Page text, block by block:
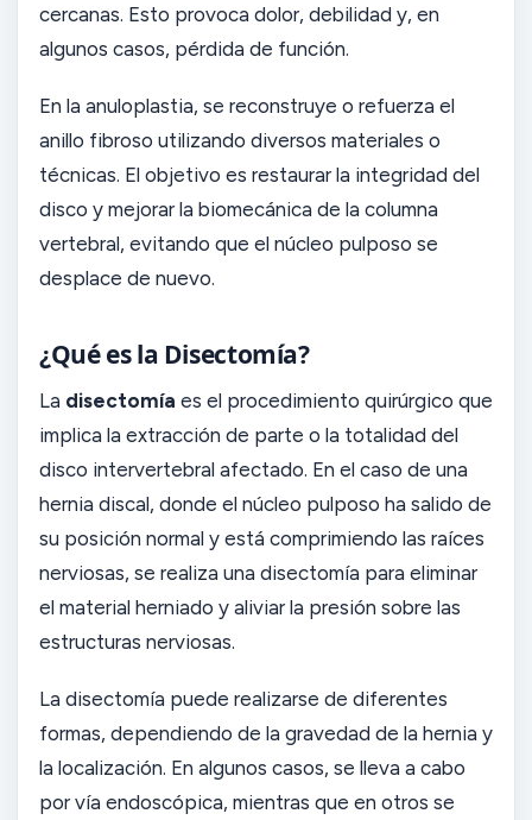
cercanas. Esto provoca dolor, debilidad y, en
algunos casos, pérdida de función.
En la anuloplastia, se reconstruye o refuerza el
anillo fibroso utilizando diversos materiales o
técnicas. El objetivo es restaurar la integridad del
disco y mejorar la biomecánica de la columna
vertebral, evitando que el núcleo pulposo se
desplace de nuevo.
¿Qué es la Disectomía?
La disectomía es el procedimiento quirúrgico que
implica la extracción de parte o la totalidad del
disco intervertebral afectado. En el caso de una
hernia discal, donde el núcleo pulposo ha salido de
su posición normal y está comprimiendo las raíces
nerviosas, se realiza una disectomía para eliminar
el material herniado y aliviar la presión sobre las
estructuras nerviosas.
La disectomía puede realizarse de diferentes
formas, dependiendo de la gravedad de la hernia y
la localización. En algunos casos, se lleva a cabo
por vía endoscópica, mientras que en otros se